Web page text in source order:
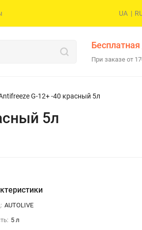
UA |
При заказе от
G-12+ -40 красный 5л
5л
AUTOLIVE
5 л